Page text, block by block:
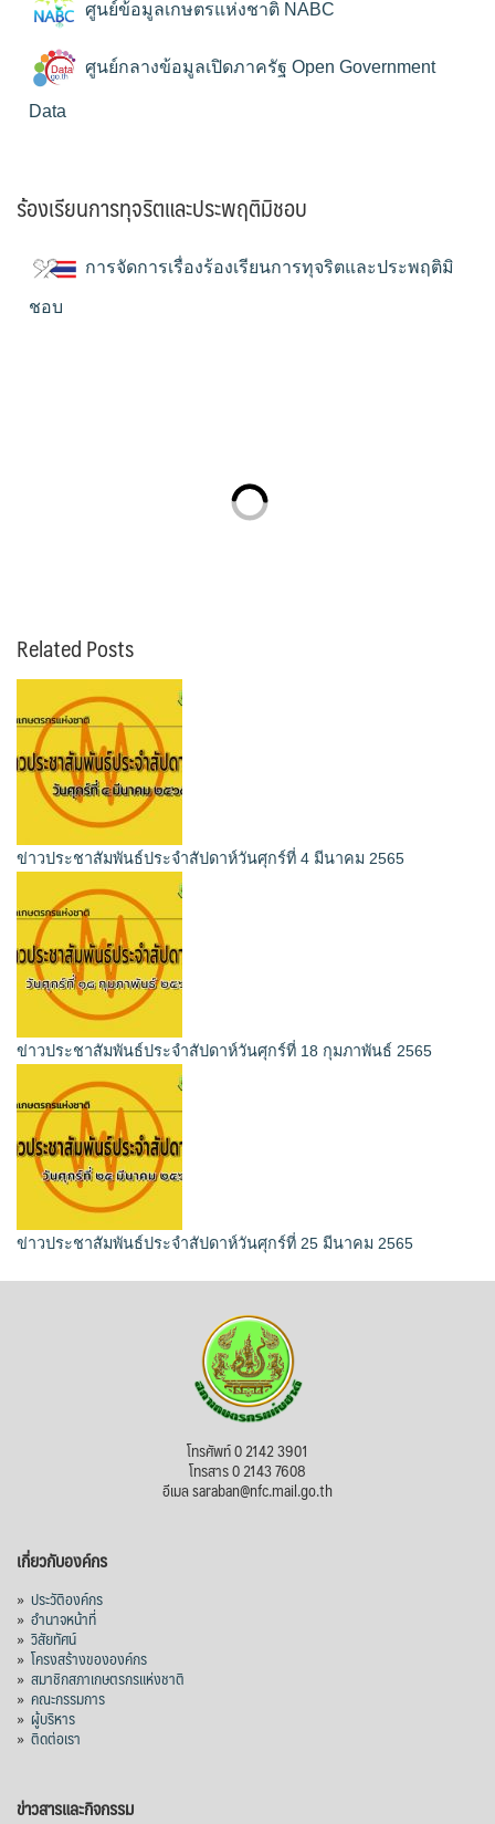
ศูนย์ข้อมูลเกษตรแห่งชาติ NABC
ศูนย์กลางข้อมูลเปิดภาครัฐ Open Government
Data
ร้องเรียนการทุจริตและประพฤติมิชอบ
การจัดการเรื่องร้องเรียนการทุจริตและประพฤติมิ
ชอบ
Related Posts
ข่าวประชาสัมพันธ์ประจำสัปดาห์วันศุกร์ที่ 4 มีนาคม 2565
ข่าวประชาสัมพันธ์ประจำสัปดาห์วันศุกร์ที่ 18 กุมภาพันธ์ 2565
ข่าวประชาสัมพันธ์ประจำสัปดาห์วันศุกร์ที่ 25 มีนาคม 2565
โทรศัพท์ 0 2142 3901
โทรสาร 0 2143 7608
อีเมล saraban@nfc.mail.go.th
เกี่ยวกับองค์กร
» ประวัติองค์กร
» อำนาจหน้าที่
» วิสัยทัศน์
» โครงสร้างขององค์กร
» สมาชิกสภาเกษตรกรแห่งชาติ
» คณะกรรมการ
» ผู้บริหาร
» ติดต่อเรา
ข่าวสารและกิจกรรม